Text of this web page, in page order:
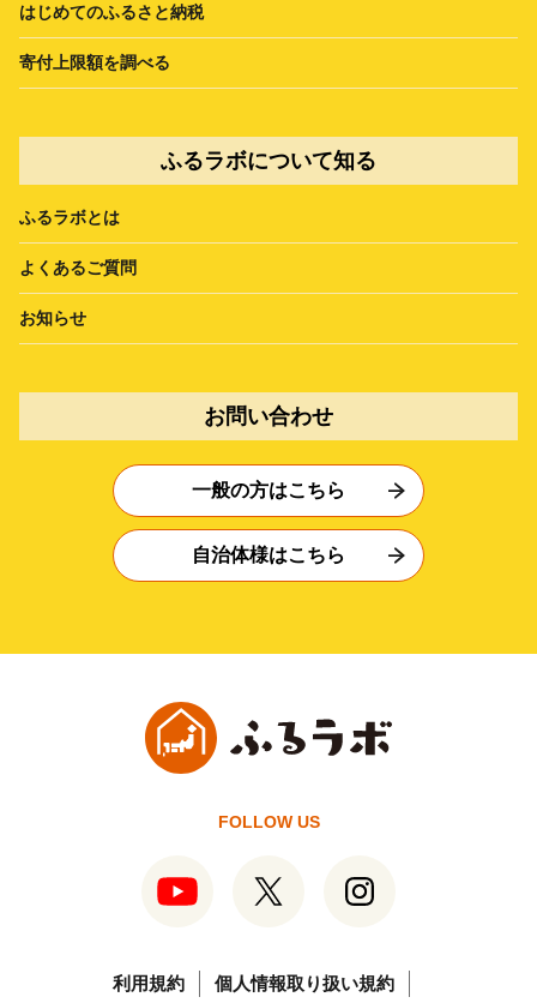
はじめてのふるさと納税
寄付上限額を調べる
ふるラボについて知る
ふるラボとは
よくあるご質問
お知らせ
お問い合わせ
一般の方はこちら
自治体様はこちら
FOLLOW US
利用規約 個人情報取り扱い規約